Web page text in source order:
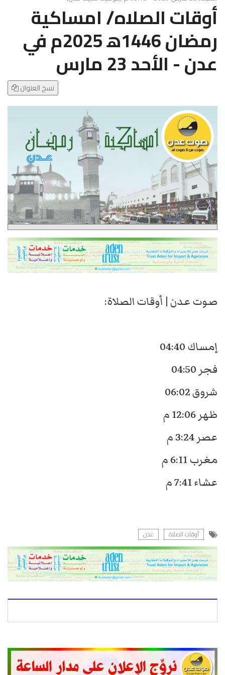
l
e
N
a
v
i
t
i
n
أوقات الصلاه/ امساكية
رمضان 1446ه‍ 2025م في
عدن - الأحد 23 مارس
نسخ العنوان
صوت عدن | أوقات الصلاة:
إمساك 04:40
فجر 04:50
شروق 06:02
ظهر 12:06 م
عصر 3:24 م
مغرب 6:11 م
عشاء 7:41 م
أوقات الصلاة عدن